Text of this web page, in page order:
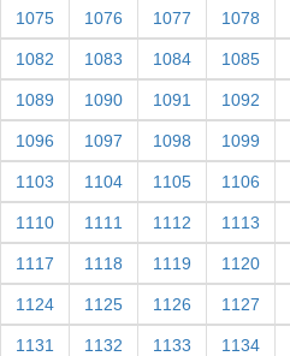
1075 1076 1077 1078
1082 1083 1084 1085
1089 1090 1091 1092
1096 1097 1098 1099
1103 1104 1105 1106
1110 1111 1112 1113
1117 1118 1119 1120
1124 1125 1126 1127
1131 1132 1133 1134